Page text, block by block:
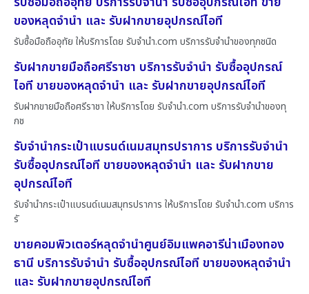
ของหลุดจำนำ และ รับฝากขายอุปกรณ์ไอที
รับซื้อมือถืออุทัย ให้บริการโดย รับจํานํา.com บริการรับจำนำของทุกชนิด
รับฝากขายมือถือศรีราชา บริการรับจำนำ รับซื้ออุปกรณ์
ไอที ขายของหลุดจำนำ และ รับฝากขายอุปกรณ์ไอที
รับฝากขายมือถือศรีราชา ให้บริการโดย รับจํานํา.com บริการรับจำนำของทุ
กช
รับจำนำกระเป๋าแบรนด์เนมสมุทรปราการ บริการรับจำนำ
รับซื้ออุปกรณ์ไอที ขายของหลุดจำนำ และ รับฝากขาย
อุปกรณ์ไอที
รับจำนำกระเป๋าแบรนด์เนมสมุทรปราการ ให้บริการโดย รับจํานํา.com บริการ
รั
ขายคอมพิวเตอร์หลุดจำนำศูนย์อิมแพคอารีน่าเมืองทอง
ธานี บริการรับจำนำ รับซื้ออุปกรณ์ไอที ขายของหลุดจำนำ
และ รับฝากขายอุปกรณ์ไอที